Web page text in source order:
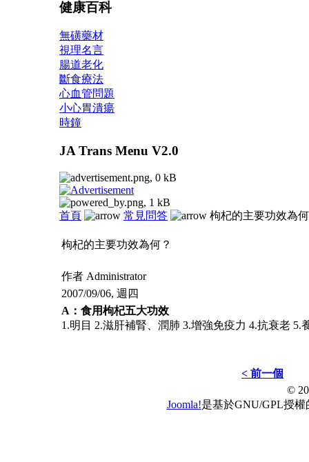
健康百科
無磺藥材
視理名言
腸道老化
斷食療法
心血管問題
小心胃潰瘍
時鐘
JA Trans Menu V2.0
首頁 常見問答 枸杞的主要功效為
枸杞的主要功效為何？
作者 Administrator
2007/09/06, 週四
A：食用枸杞五大功效
1.明目 2.滋肝補腎、潤肺 3.增強免疫力 4.抗衰老 5.
< 前一個
©
Joomla!是基於GNU/GPL授